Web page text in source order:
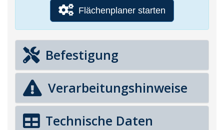
Flächenplaner starten
Befestigung
Verarbeitungshinweise
Technische Daten